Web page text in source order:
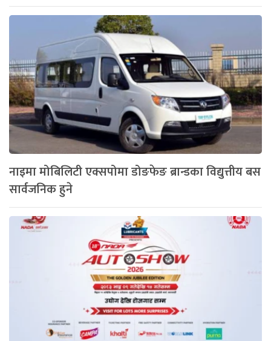
नाइमा मोबिलिटी एक्सपोमा डोङफेङ ब्रान्डका विद्युत्तीय बस
सार्वजनिक हुने